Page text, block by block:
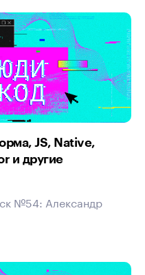
JS, Native,
и другие
№54: Александр